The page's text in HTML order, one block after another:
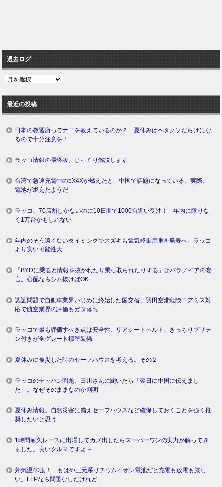
過去ログ
過
ロ
グ
最近の投稿
日本の教習所ってナニを教えているのか？ 夏休みはヘタクソだらけにな
るので十分注意を！
ラッコ情報の最終版。じっくり解説します
台湾で急速充電中のbX4Xが燃えたと、中国で話題になっている。実際、
電池が燃えたようだ
ラッコ、70店舗しかないのに10日間で1000台近い受注！ 年内に限りな
く1万台かもしれない
年内のそう遠くないタイミングでスズキも電気軽乗用車を発表へ。ラッコ
より安い可能性大
「BYDに乗ると情報を抜かれたり乗っ取られたりする」はパラノイアの妄
言。心配ならシム抜けばOK
認証問題で自動車業界いじめに終始した国交省、羽田空港危険ニアミス対
応で航空業界の評価もガタ落ち
ラッコで最も評価すべき点は安全性。リアシートベルト、きっちりプリテ
ン付きが全グレード標準装備
夏休みに被災した時のセーフハウスを考える。その２
ラッコのテッパン問題、田川さんに聞いたら「翌日に中国に伝えまし
た」。なぜそのままなのか判明
夏休み情報。自然災害に備えセーフハウスなど確保しておくことを強く推
奨したいと思う
1時間耐久レースに出場してカメ出したらスーパーワンの実力が解ってき
ました。良いクルマですよ～
外気温40度！ もはや三元系リチウムイオン電池だと充電も放電も厳し
い。LFPなら問題なしだけれど